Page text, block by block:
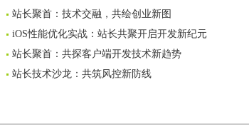
站长聚首：技术交融，共绘创业新图
iOS性能优化实战：站长共聚开启开发新纪元
站长聚首：共探客户端开发技术新趋势
站长技术沙龙：共筑风控新防线